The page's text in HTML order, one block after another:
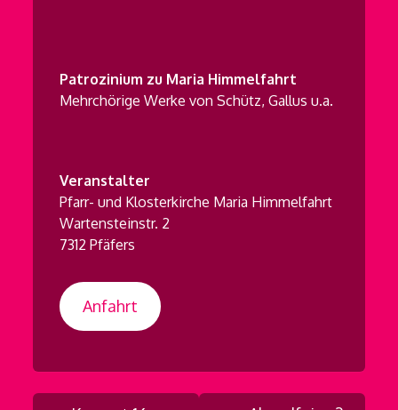
Patrozinium zu Maria Himmelfahrt
Mehrchörige Werke von Schütz, Gallus u.a.
Veranstalter
Pfarr- und Klosterkirche Maria Himmelfahrt
Wartensteinstr. 2
7312 Pfäfers
Anfahrt